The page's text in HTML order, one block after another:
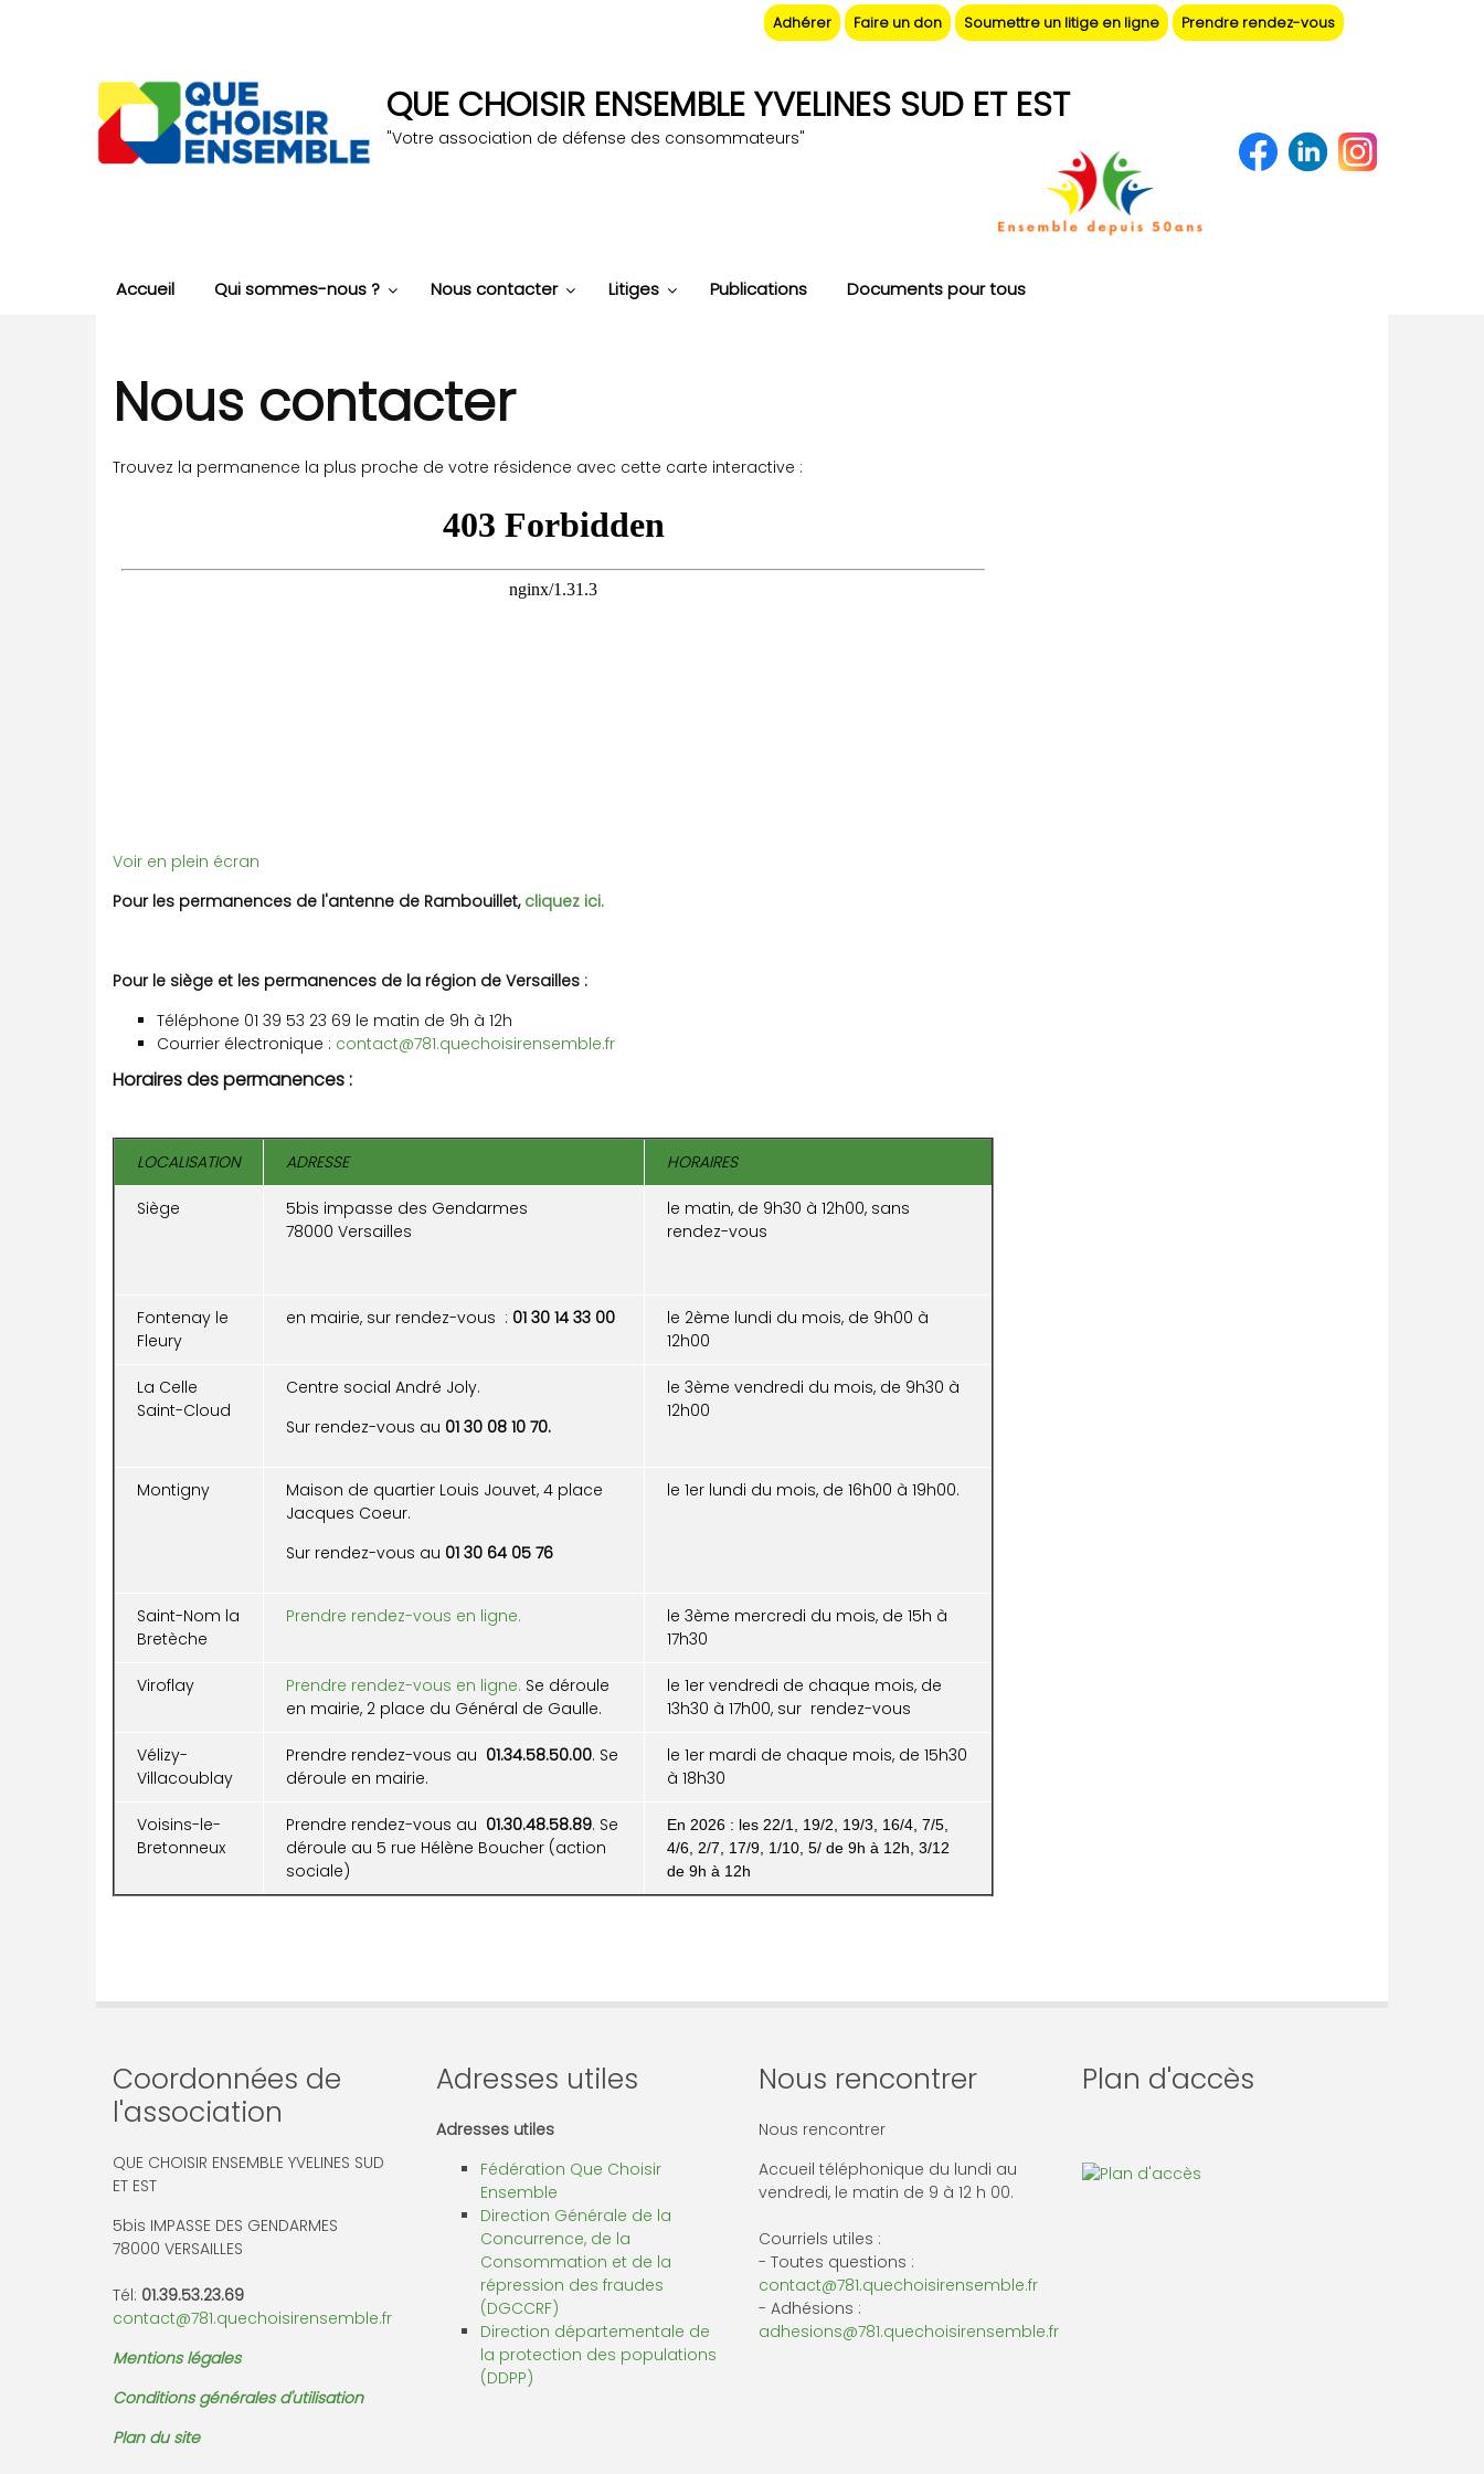
Adhérer Faire un don Soumettre un litige en ligne Prendre rendez-vous
QUE CHOISIR ENSEMBLE YVELINES SUD ET EST
"Votre association de défense des consommateurs"
Accueil Qui sommes-nous ? Nous contacter Litiges Publications Documents pour tous
Nous contacter
Trouvez la permanence la plus proche de votre résidence avec cette carte interactive :
Voir en plein écran
Pour les permanences de l'antenne de Rambouillet, cliquez ici.
Pour le siège et les permanences de la région de Versailles :
Téléphone 01 39 53 23 69 le matin de 9h à 12h
Courrier électronique : contact@781.quechoisirensemble.fr
Horaires des permanences :
LOCALISATION ADRESSE HORAIRES
Siège
5bis impasse des Gendarmes
78000 Versailles
le matin, de 9h30 à 12h00, sans
rendez-vous
Fontenay le
Fleury
en mairie, sur rendez-vous : 01 30 14 33 00
le 2ème lundi du mois, de 9h00 à
12h00
La Celle
Saint-Cloud
Centre social André Joly.
Sur rendez-vous au 01 30 08 10 70.
le 3ème vendredi du mois, de 9h30 à
12h00
Montigny
Maison de quartier Louis Jouvet, 4 place
Jacques Coeur.
Sur rendez-vous au 01 30 64 05 76
le 1er lundi du mois, de 16h00 à 19h00.
Saint-Nom la
Bretèche
Prendre rendez-vous en ligne.
le 3ème mercredi du mois, de 15h à
17h30
Viroflay Prendre rendez-vous en ligne. Se déroule
en mairie, 2 place du Général de Gaulle.
le 1er vendredi de chaque mois, de
13h30 à 17h00, sur rendez-vous
Vélizy-
Villacoublay
Prendre rendez-vous au 01.34.58.50.00. Se
déroule en mairie.
le 1er mardi de chaque mois, de 15h30
à 18h30
Voisins-le-
Bretonneux
Prendre rendez-vous au 01.30.48.58.89. Se
déroule au 5 rue Hélène Boucher (action
sociale)
En 2026 : les 22/1, 19/2, 19/3, 16/4, 7/5,
4/6, 2/7, 17/9, 1/10, 5/ de 9h à 12h, 3/12
de 9h à 12h
Coordonnées de
l'association
QUE CHOISIR ENSEMBLE YVELINES SUD
ET EST
5bis IMPASSE DES GENDARMES
78000 VERSAILLES
Tél: 01.39.53.23.69
contact@781.quechoisirensemble.fr
Mentions légales
Conditions générales d'utilisation
Plan du site
Adresses utiles
Adresses utiles
Fédération Que Choisir
Ensemble
Direction Générale de la
Concurrence, de la
Consommation et de la
répression des fraudes
(DGCCRF)
Direction départementale de
la protection des populations
(DDPP)
Nous rencontrer
Nous rencontrer
Accueil téléphonique du lundi au
vendredi, le matin de 9 à 12 h 00.
Courriels utiles :
- Toutes questions :
contact@781.quechoisirensemble.fr
- Adhésions :
adhesions@781.quechoisirensemble.fr
Plan d'accès